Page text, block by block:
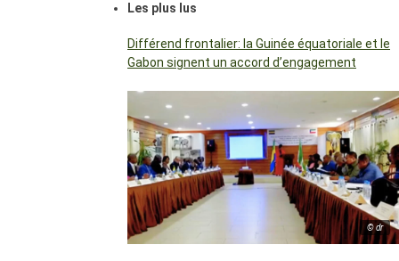
Les plus lus
Différend frontalier: la Guinée équatoriale et le
Gabon signent un accord d’engagement
© dr